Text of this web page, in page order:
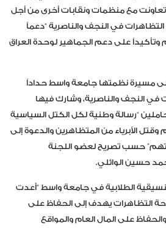
تعاونت مع منظمات ونقابات أخرى من أجل
في النجف والناصرية “دعماً
على دعم الجماهير لوحدة العراق
مسيرة نظمتها جامعة واسط حداداً
في النجف والناصرية، وشارك فيها
“رسالة وطنية لكل الكتل السياسية
الأبرياء من المتظاهرين والدعوة إلى
حسب تصريح لعضو اللجنة
حسين الوائلي.
الطلابية في جامعة واسط “أعدت
التظاهرات يهدف إلى الحفاظ على
على المال العام والمواقع